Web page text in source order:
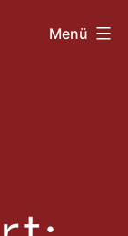
Menü